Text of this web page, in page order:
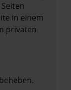
in einem
privaten